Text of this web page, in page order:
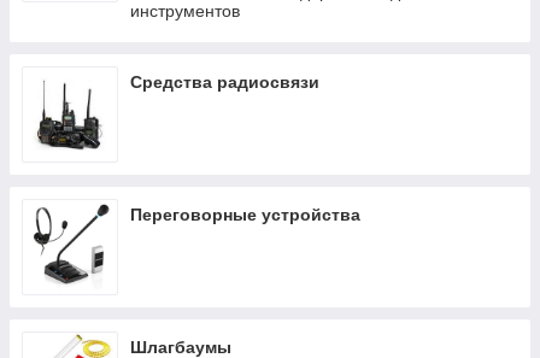
Гарнитура игровые
Гарнитура проводные
Плойка
инструментов
Средства радиосвязи
Переговорные устройства
Шлагбаумы